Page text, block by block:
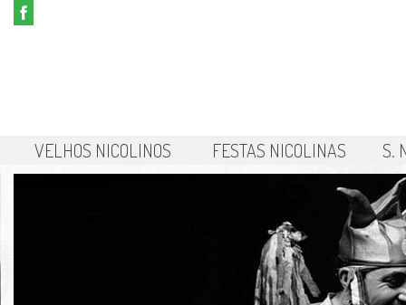
VELHOS NICOLINOS FESTAS NICOLINAS S.